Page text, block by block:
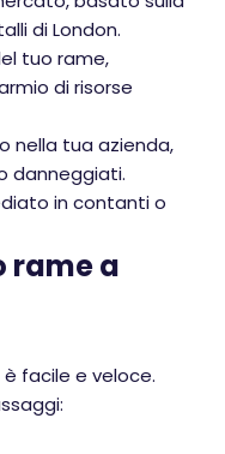
di London.
tuo rame,
di risorse
nella tua azienda,
danneggiati.
in contanti o
rame a
facile e veloce.